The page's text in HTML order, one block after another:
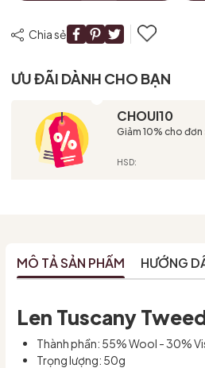
Chia sẻ
ƯU ĐÃI DÀNH CHO BẠN
CHOUI10
Giảm 10% cho
HSD:
MÔ TẢ SẢN PHẨM HƯỚNG
Len Tuscany
Thành phần: 55% Wool - 30%
Trọng lượng: 50g